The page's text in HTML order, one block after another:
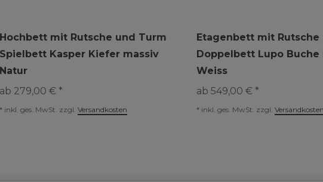
Hochbett mit Rutsche und Turm
Spielbett Kasper Kiefer massiv
Natur
ab 279,00 € *
* inkl. ges. MwSt. zzgl. Versandkosten
Etagenbett mit Rutsche
Doppelbett Lupo Buche
Weiss
ab 549,00 € *
* inkl. ges. MwSt. zzgl. Versandkosten